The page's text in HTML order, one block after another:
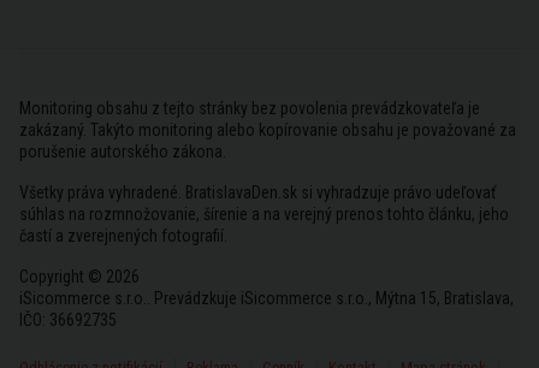
Monitoring obsahu z tejto stránky bez povolenia prevádzkovateľa je
zakázaný. Takýto monitoring alebo kopírovanie obsahu je považované za
porušenie autorského zákona.
Všetky práva vyhradené. BratislavaDen.sk si vyhradzuje právo udeľovať
súhlas na rozmnožovanie, šírenie a na verejný prenos tohto článku, jeho
častí a zverejnených fotografií.
Copyright © 2026
iSicommerce s.r.o.. Prevádzkuje iSicommerce s.r.o., Mýtna 15, Bratislava,
IČO: 36692735